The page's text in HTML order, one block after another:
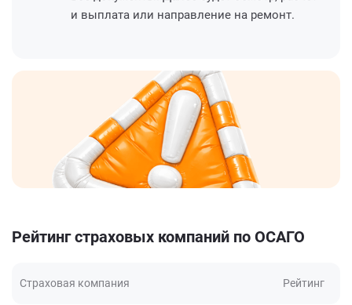
и выплата или направление на ремонт.
Рейтинг страховых компаний по ОСАГО
Страховая компания Рейтинг